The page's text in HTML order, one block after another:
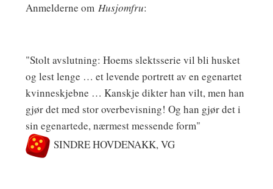
Anmelderne om Husjomfru:
"Stolt avslutning: Hoems slektsserie vil bli husket
og lest lenge … et levende portrett av en egenartet
kvinneskjebne … Kanskje dikter han vilt, men han
gjør det med stor overbevisning! Og han gjør det i
sin egenartede, nærmest messende form"
SINDRE HOVDENAKK, VG